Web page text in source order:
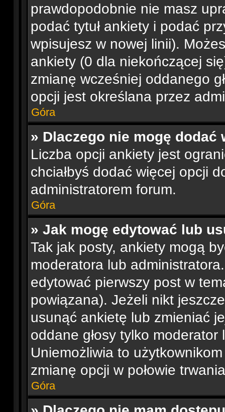
prawdopodobnie nie masz
podać tytuł ankiety i podać
wpisujesz w nowej linii).
ankiety (0 dla niekończącej
zmianę wcześniej oddanego
opcji jest określana przez
Góra
» Dlaczego nie mogę
Liczba opcji ankiety jest
chciałbyś dodać więcej opcji
administratorem forum.
Góra
» Jak mogę edytować lub
Tak jak posty, ankiety mogą
moderatora lub
edytować pierwszy post w
powiązana). Jeżeli nikt
usunąć ankietę lub zmieniać
oddane głosy tylko
Uniemożliwia to
zmianę opcji w połowie
Góra